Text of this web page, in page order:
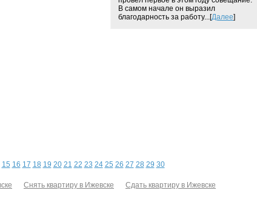
В самом начале он выразил
благодарность за работу...[Далее]
15 16 17 18 19 20 21 22 23 24 25 26 27 28 29 30
Снять квартиру в Ижевске Сдать квартиру в Ижевске